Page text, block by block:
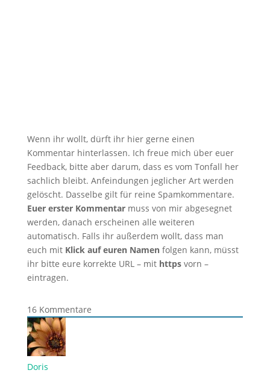
Wenn ihr wollt, dürft ihr hier gerne einen
Kommentar hinterlassen. Ich freue mich über euer
Feedback, bitte aber darum, dass es vom Tonfall her
sachlich bleibt. Anfeindungen jeglicher Art werden
gelöscht. Dasselbe gilt für reine Spamkommentare.
Euer erster Kommentarmuss von mir abgesegnet
werden, danach erscheinen alle weiteren
automatisch. Falls ihr außerdem wollt, dass man
euch mit Klick auf euren Namenfolgen kann, müsst
ihr bitte eure korrekte URL – mit httpsvorn –
eintragen.
16Kommentare
Doris